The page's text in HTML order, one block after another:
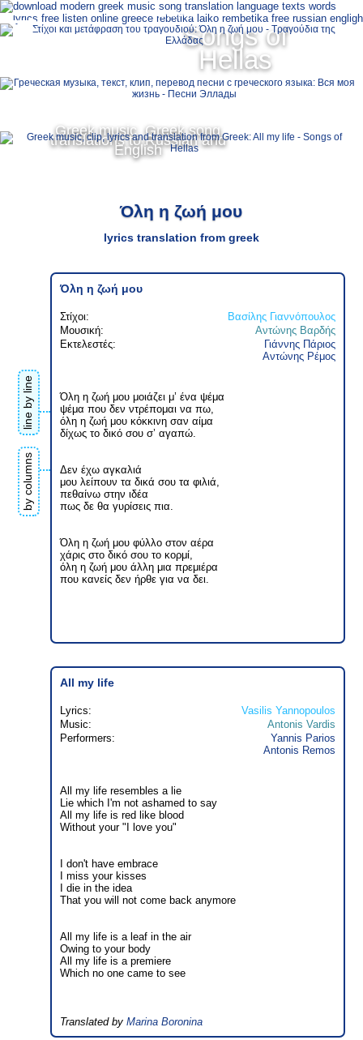
Songs of
Hellas
Greek music, Greek song
translations to Russian and
English
Ελληνικά
Όλη η ζωή μου
lyrics translation from greek
line by line
by columns
Όλη η ζωή μου
Στίχοι:
Βασίλης Γιαννόπουλος
Μουσική:
Αντώνης Βαρδής
Εκτελεστές:
Γιάννης Πάριος
Αντώνης Ρέμος
Όλη η ζωή μου μοιάζει μ’ ένα ψέμα
ψέμα που δεν ντρέπομαι να πω,
όλη η ζωή μου κόκκινη σαν αίμα
δίχως το δικό σου σ’ αγαπώ.
Δεν έχω αγκαλιά
μου λείπουν τα δικά σου τα φιλιά,
πεθαίνω στην ιδέα
πως δε θα γυρίσεις πια.
Όλη η ζωή μου φύλλο στον αέρα
χάρις στο δικό σου το κορμί,
όλη η ζωή μου άλλη μια πρεμιέρα
που κανείς δεν ήρθε για να δει.
All my life
Lyrics:
Vasilis Yannopoulos
Music:
Antonis Vardis
Performers:
Yannis Parios
Antonis Remos
All my life resembles a lie
Lie which I'm not ashamed to say
All my life is red like blood
Without your "I love you"
I don't have embrace
I miss your kisses
I die in the idea
That you will not come back anymore
All my life is a leaf in the air
Owing to your body
All my life is a premiere
Which no one came to see
Translated byMarina Boronina